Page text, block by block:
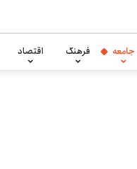
جامعه فرهنگ اقتصاد